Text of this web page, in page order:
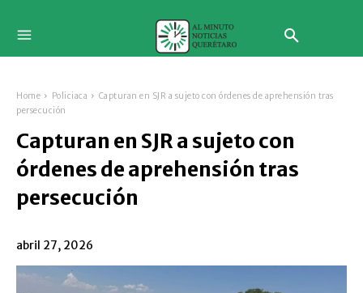
Home Policiaca
Capturan en SJR a sujeto con órdenes de aprehensión tras
persecución
Capturan en SJR a sujeto con
órdenes de aprehensión tras
persecución
abril 27, 2026